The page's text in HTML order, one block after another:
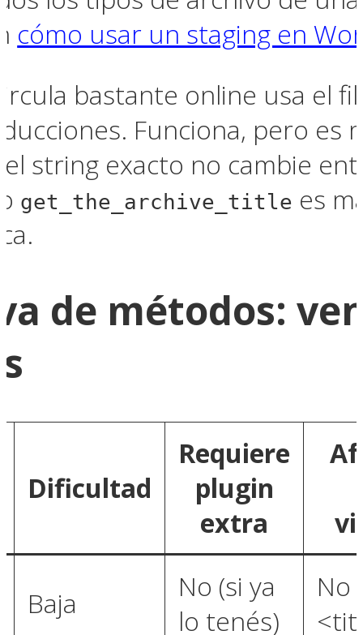
cómo usar un staging en
bastante online usa el
Funciona, pero es
string exacto no cambie
get_the_archive_title es
de métodos:
Dificultad
Requiere
plugin
extra
Baja
No (si ya
lo tenés)
No